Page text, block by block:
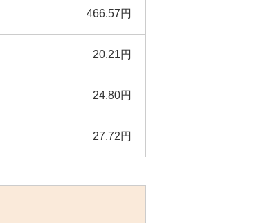
466.57円
20.21円
24.80円
27.72円